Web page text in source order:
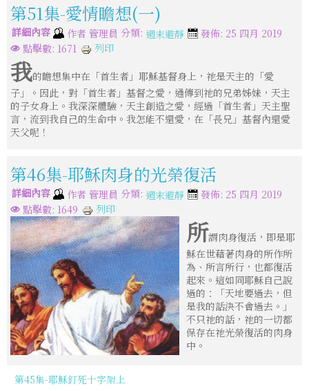
第51集-愛情瞻想(一)
詳細內容 作者 管理員 分類: 週末避靜
發佈: 25 四月 2019
點擊數: 1671
列印
我的瞻想集中在「首生者」耶穌基督身上，祂是天主的「愛
子」。因此，對「首生者」基督之愛，通傳到祂的兄弟姊妹，天主
的子女身上。我深深體驗，天主創造之愛，經過「首生者」天主聖
言，流到我自己的生命中。我怎能不還愛，在「長兄」基督內還愛
天父呢！
第46集-耶穌肉身的光榮復活
詳細內容 作者 管理員 分類: 週末避靜
發佈: 25 四月 2019
點擊數: 1649
列印
所謂肉身復活，即是耶
穌在世藉著肉身的所作所
為、所言所行，也都復活
起來。這如同耶穌自己說
過的：「天地要過去，但
是我的話決不會過去。」
不只祂的話，祂的一切都
保存在祂光榮復活的肉身
中。
第45集-耶穌釘死十字架上